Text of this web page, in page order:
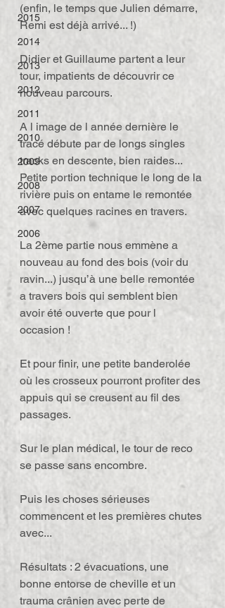
2015
2014
2013
2012
2011
2010
2009
2008
2007
2006
(enfin, le temps que Julien démarre,
Remi est déjà arrivé... !)
Didier et Guillaume partent a leur
tour, impatients de découvrir ce
nouveau parcours.
A l image de l année dernière le
tracé débute par de longs singles
tracks en descente, bien raides...
Petite portion technique le long de la
rivière puis on entame le remontée
avec quelques racines en travers.
La 2ème partie nous emmène a
nouveau au fond des bois (voir du
ravin...) jusqu’à une belle remontée
a travers bois qui semblent bien
avoir été ouverte que pour l
occasion !
Et pour finir, une petite banderolée
où les crosseux pourront profiter des
appuis qui se creusent au fil des
passages.
Sur le plan médical, le tour de reco
se passe sans encombre.
Puis les choses sérieuses
commencent et les premières chutes
avec...
Résultats : 2 évacuations, une
bonne entorse de cheville et un
trauma crânien avec perte de